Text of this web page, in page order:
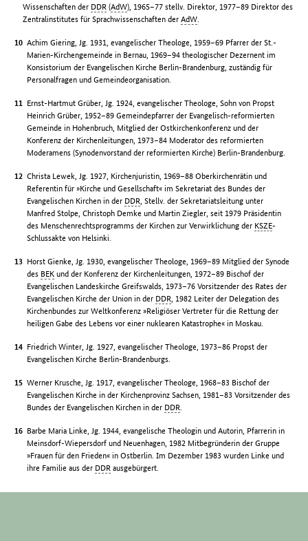
Wissenschaften der DDR (AdW), 1965–77 stellv. Direktor, 1977–89 Direktor des
Zentralinstitutes für Sprachwissenschaften derAdW
Achim Giering, Jg. 1931, evangelischer Theologe, 1959–69 Pfarrer der St.-
Marien-Kirchengemeinde in Bernau, 1969–94 theologischer Dezernent im
Konsistorium der Evangelischen Kirche Berlin-Brandenburg, zuständig für
Personalfragen und Gemeindeorganisation.
Ernst-Hartmut Grüber, Jg. 1924, evangelischer Theologe, Sohn von Propst
Heinrich Grüber, 1952–89 Gemeindepfarrer der Evangelisch-reformierten
Gemeinde in Hohenbruch, Mitglied der Ostkirchenkonferenz und der
Konferenz der Kirchenleitungen, 1973–84 Moderator des reformierten
Moderamens (Synodenvorstand der reformierten Kirche) Berlin-Brandenburg.
Christa Lewek, Jg. 1927, Kirchenjuristin, 1969–88 Oberkirchenrätin und
Referentin für »Kirche und Gesellschaft« im Sekretariat des Bundes der
Evangelischen Kirchen in der DDR , Stellv. der Sekretariatsleitung unter
Manfred Stolpe, Christoph Demke und Martin Ziegler, seit 1979 Präsidentin
des Menschenrechtsprogramms der Kirchen zur Verwirklichung der KSZE-
Schlussakte von Helsinki.
Horst Gienke, Jg. 1930, evangelischer Theologe, 1969–89 Mitglied der Synode
des BEK und der Konferenz der Kirchenleitungen, 1972–89 Bischof der
Evangelischen Landeskirche Greifswalds, 1973–76 Vorsitzender des Rates der
Evangelischen Kirche der Union in der DDR , 1982 Leiter der Delegation des
Kirchenbundes zur Weltkonferenz »Religiöser Vertreter für die Rettung der
heiligen Gabe des Lebens vor einer nuklearen Katastrophe« in Moskau.
Friedrich Winter, Jg. 1927, evangelischer Theologe, 1973–86 Propst der
Evangelischen Kirche Berlin-Brandenburgs.
Werner Krusche, Jg. 1917, evangelischer Theologe, 1968–83 Bischof der
Evangelischen Kirche in der Kirchenprovinz Sachsen, 1981–83 Vorsitzender des
Bundes der Evangelischen Kirchen in der DDR
Barbe Maria Linke, Jg. 1944, evangelische Theologin und Autorin, Pfarrerin in
Meinsdorf-Wiepersdorf und Neuenhagen, 1982 Mitbegründerin der Gruppe
»Frauen für den Frieden« in Ostberlin. Im Dezember 1983 wurden Linke und
ihre Familie aus der DDR ausgebürgert.